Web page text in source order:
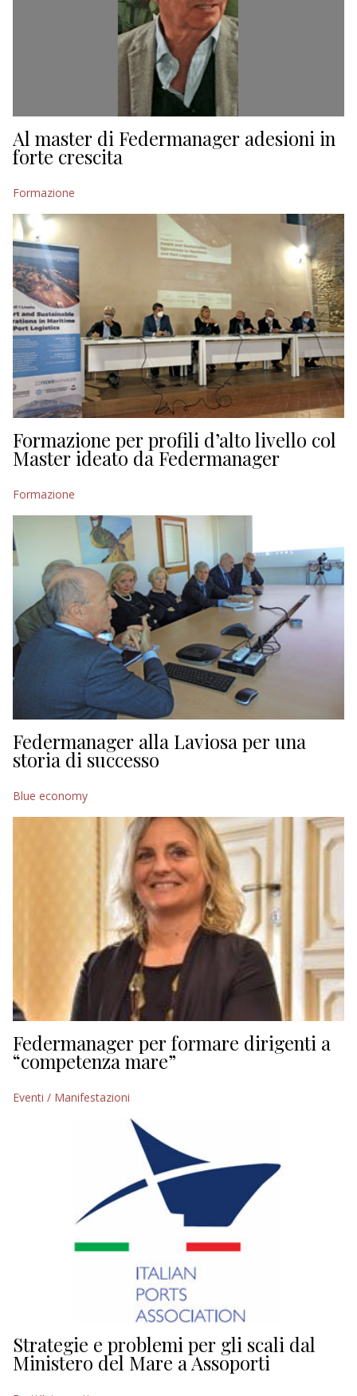
Al master di Federmanager adesioni in
forte crescita
Formazione
Formazione per profili d’alto livello col
Master ideato da Federmanager
Formazione
Federmanager alla Laviosa per una
storia di successo
Blue economy
Federmanager per formare dirigenti a
“competenza mare”
Eventi / Manifestazioni
Strategie e problemi per gli scali dal
Ministero del Mare a Assoporti